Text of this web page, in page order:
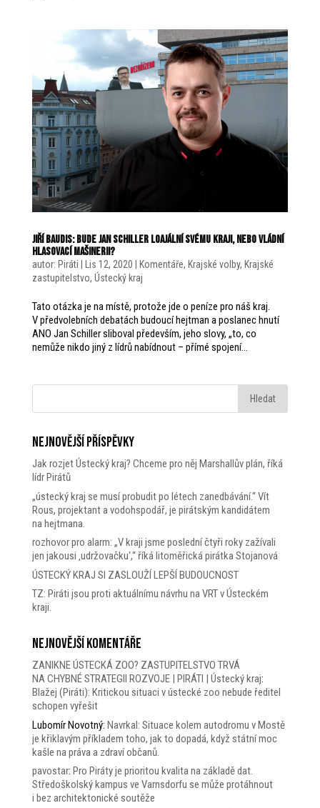
Jiří Baudis: Bude Jan Schiller loajální svému kraji, nebo vládní
hlasovací mašinerii?
autor: Piráti Lis 12, 2020 Komentáře, Krajské volby, Krajské
zastupitelstvo, Ústecký kraj
Tato otázka je na místě, protože jde o peníze pro náš kraj.
V předvolebních debatách budoucí hejtman a poslanec hnutí
ANO Jan Schiller sliboval především, jeho slovy, „to, co
nemůže nikdo jiný z lídrů nabídnout – přímé spojení...
Nejnovější příspěvky
Jak rozjet Ústecký kraj? Chceme pro něj Marshallův plán, říká
lídr Pirátů
„ústecký kraj se musí probudit po létech zanedbávání.“ Vít
Rous, projektant a vodohspodář, je pirátským kandidátem
na hejtmana.
rozhovor pro alarm: „V kraji jsme poslední čtyři roky zažívali
jen jakousi ‚udržovačku‘,“ říká litoměřická pirátka Stojanová
ÚSTECKÝ KRAJ SI ZASLOUŽÍ LEPŠÍ BUDOUCNOST
TZ: Piráti jsou proti aktuálnímu návrhu na VRT v Ústeckém
kraji.
Nejnovější komentáře
ZANIKNE ÚSTECKÁ ZOO? ZASTUPITELSTVO TRVÁ
NA CHYBNÉ STRATEGII ROZVOJE | PIRÁTI | Ústecký kraj:
Blažej (Piráti): Kritickou situaci v ústecké zoo nebude ředitel
schopen vyřešit
Lubomír Novotný: Navrkal: Situace kolem autodromu v Mostě
je křiklavým příkladem toho, jak to dopadá, když státní moc
kašle na práva a zdraví občanů.
pavostar: Pro Piráty je prioritou kvalita na základě dat.
Středoškolský kampus ve Varnsdorfu se může protáhnout
i bez architektonické soutěže